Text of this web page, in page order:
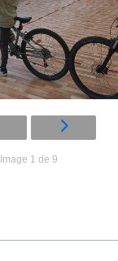
Image 1 de 9